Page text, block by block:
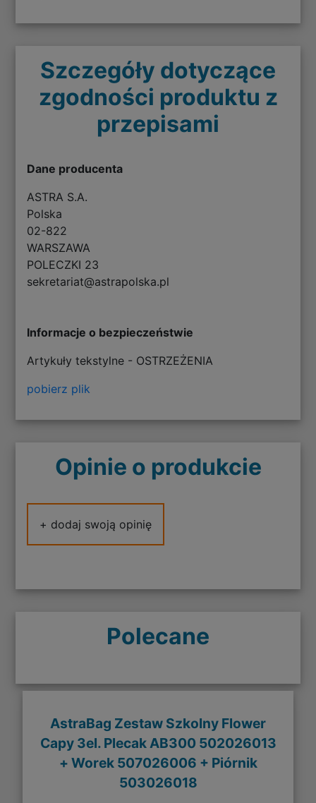
Szczegóły dotyczące
zgodności produktu z
przepisami
Dane producenta
ASTRA S.A.
Polska
02-822
WARSZAWA
POLECZKI 23
sekretariat@astrapolska.pl
Informacje o bezpieczeństwie
Artykuły tekstylne - OSTRZEŻENIA
pobierz plik
Opinie o produkcie
+ dodaj swoją opinię
Polecane
AstraBag Zestaw Szkolny Flower
Capy 3el. Plecak AB300 502026013
+ Worek 507026006 + Piórnik
503026018